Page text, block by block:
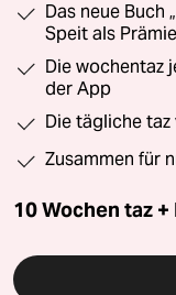
Das neue Buch
Speit als Prämie
Die wochentaz
der App
Die tägliche
Zusammen für
10 Wochen taz